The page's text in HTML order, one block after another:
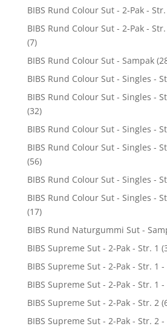
BIBS Rund Colour Sut - 2-Pak -
BIBS Rund Colour Sut - 2-Pak -
(7)
BIBS Rund Colour Sut - Sampak
BIBS Rund Colour Sut - Singles -
BIBS Rund Colour Sut - Singles -
(32)
BIBS Rund Colour Sut - Singles -
BIBS Rund Colour Sut - Singles -
(56)
BIBS Rund Colour Sut - Singles -
BIBS Rund Colour Sut - Singles -
(17)
BIBS Rund Naturgummi Sut -
BIBS Supreme Sut - 2-Pak - Str. 1
BIBS Supreme Sut - 2-Pak - Str. 1
BIBS Supreme Sut - 2-Pak - Str. 1
BIBS Supreme Sut - 2-Pak - Str. 2
BIBS Supreme Sut - 2-Pak - Str. 2